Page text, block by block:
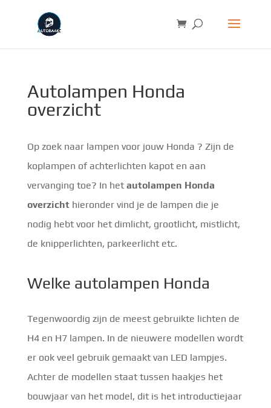
Autolampen Honda
overzicht
Op zoek naar lampen voor jouw Honda ? Zijn de
koplampen of achterlichten kapot en aan
vervanging toe? In hetautolampen Honda
overzichthieronder vind je de lampen die je
nodig hebt voor het dimlicht, grootlicht, mistlicht,
de knipperlichten, parkeerlicht etc.
Welke autolampen Honda
Tegenwoordig zijn de meest gebruikte lichten de
H4 en H7 lampen. In de nieuwere modellen wordt
er ook veel gebruik gemaakt van LED lampjes.
Achter de modellen staat tussen haakjes het
bouwjaar van het model, dit is het introductiejaar